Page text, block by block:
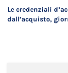
Le credenziali
dall’acquisto,